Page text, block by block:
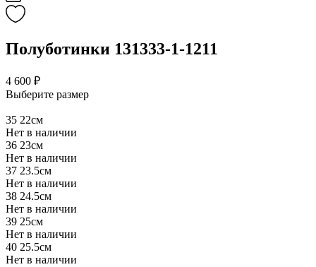
Полуботинки 131333-1-1211
4 600 ₽
Выберите размер
35 22см
Нет в наличии
36 23см
Нет в наличии
37 23.5см
Нет в наличии
38 24.5см
Нет в наличии
39 25см
Нет в наличии
40 25.5см
Нет в наличии